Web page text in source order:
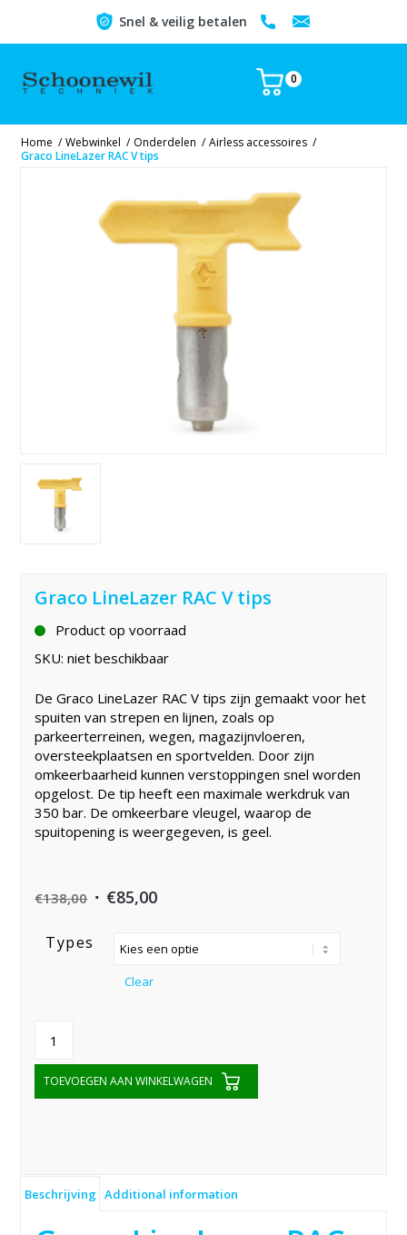
Snel & veilig betalen
0
Home / Webwinkel / Onderdelen / Airless accessoires /
Graco LineLazer RAC V tips
Graco LineLazer RAC V tips
Product op voorraad
SKU:niet beschikbaar
De Graco LineLazer RAC V tips zijn gemaakt voor het
spuiten van strepen en lijnen, zoals op
parkeerterreinen, wegen, magazijnvloeren,
oversteekplaatsen en sportvelden. Door zijn
omkeerbaarheid kunnen verstoppingen snel worden
opgelost. De tip heeft een maximale werkdruk van
350 bar. De omkeerbare vleugel, waarop de
spuitopening is weergegeven, is geel.
€138,00 Original
was:
€138,00.
€85,00Current
is:
Types
Clear
TOEVOEGEN AAN WINKELWAGEN
Beschrijving Additional information